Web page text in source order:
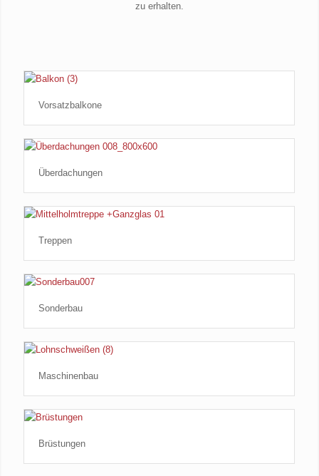
zu erhalten.
Vorsatzbalkone
Überdachungen
Treppen
Sonderbau
Maschinenbau
Brüstungen